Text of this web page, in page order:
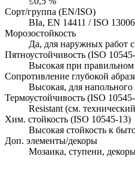
Сорт/группа (EN/ISO)
BIa, EN 14411 / ISO 13006
Морозостойкость
Да, для наружных работ
Пятноустойчивость (ISO
Высокая при правильном
Сопротивление глубокой
Высокая, для
Термоустойчивость (ISO
Resistant (см.
Хим. стойкость (ISO 10545-13)
Высокая стойкость к
Доп. элементы/декоры
Мозаика, ступени,